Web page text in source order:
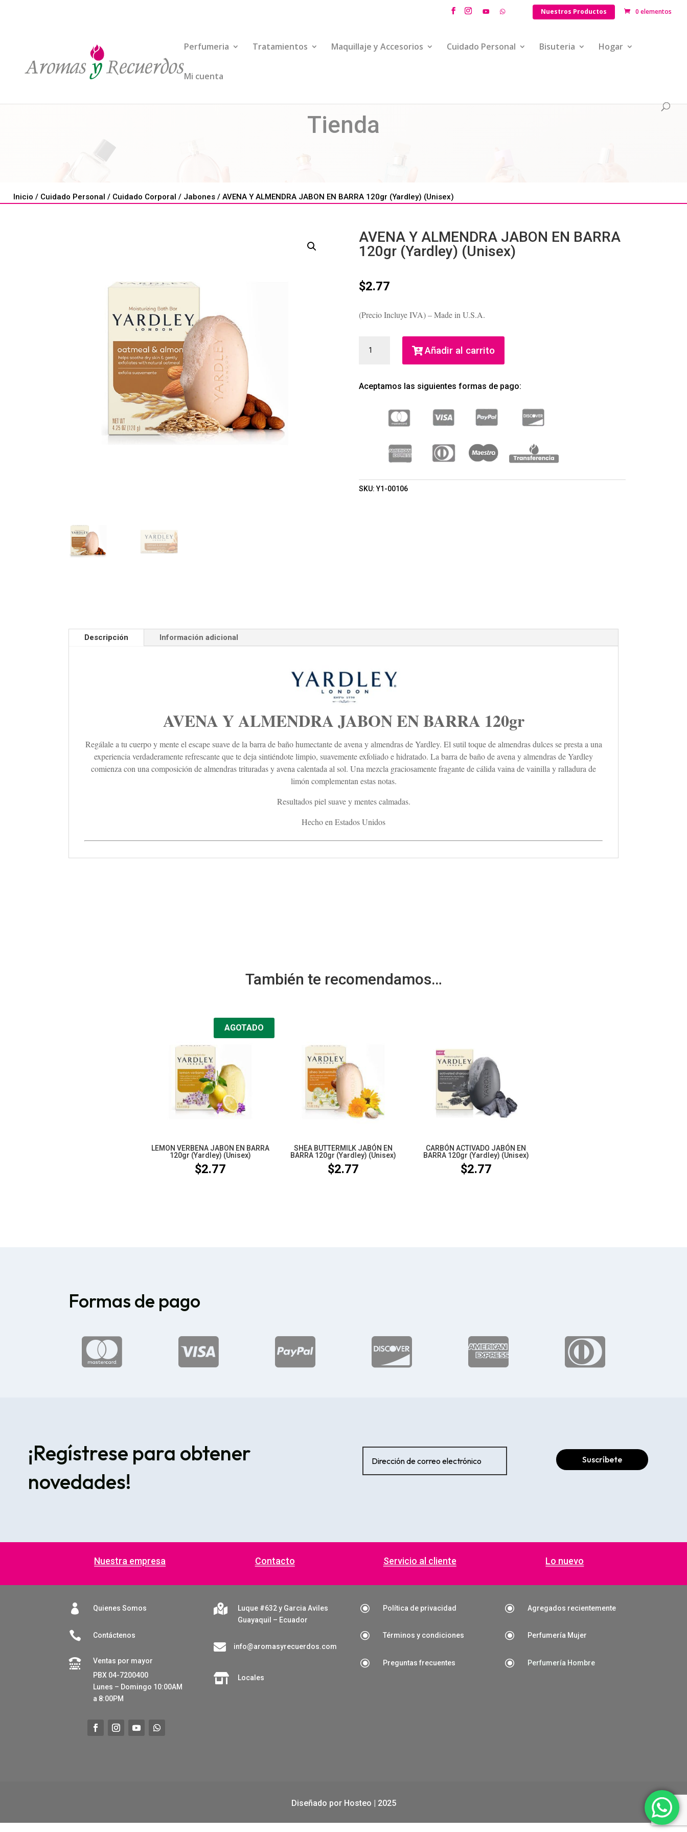
Nuestros Productos 0 elementos
Perfumeria Tratamientos Maquillaje y Accesorios Cuidado Personal Bisuteria Hogar
Mi cuenta
Tienda
Inicio / Cuidado Personal / Cuidado Corporal / Jabones / AVENA Y ALMENDRA JABON EN BARRA 120gr (Yardley) (Unisex)
AVENA Y ALMENDRA JABON EN BARRA
120gr (Yardley) (Unisex)
$2.77
(Precio Incluye IVA) – Made in U.S.A.
EN
(YARDLEY)
CANTIDAD
Añadir al carrito
Aceptamos las siguientes formas de pago:
SKU:Y1-00106
Descripción Información adicional
AVENA Y ALMENDRA JABON EN BARRA 120gr
Regálale a tu cuerpo y mente el escape suave de la barra de baño humectante de avena y almendras de Yardley. El sutil toque de almendras dulces se presta a una
experiencia verdaderamente refrescante que te deja sintiéndote limpio, suavemente exfoliado e hidratado. La barra de baño de avena y almendras de Yardley
comienza con una composición de almendras trituradas y avena calentada al sol. Una mezcla graciosamente fragante de cálida vaina de vainilla y ralladura de
limón complementan estas notas.
Resultados piel suave y mentes calmadas.
Hecho en Estados Unidos
También te recomendamos…
AGOTADO
LEMON VERBENA JABON EN BARRA
120gr (Yardley) (Unisex)
$2.77
SHEA BUTTERMILK JABÓN EN
BARRA 120gr (Yardley) (Unisex)
$2.77
CARBÓN ACTIVADO JABÓN EN
BARRA 120gr (Yardley) (Unisex)
$2.77
Formas de pago
     
¡Regístrese para obtener
novedades!
Suscríbete
Nuestra empresa Contacto Servicio al cliente Lo nuevo
 Quienes Somos
 Contáctenos

Ventas por mayor
PBX 04-7200400
Lunes – Domingo 10:00AM
a 8:00PM

Luque #632 y Garcia Aviles
Guayaquil – Ecuador
 info@aromasyrecuerdos.com
 Locales
\ Política de privacidad
\ Términos y condiciones
\ Preguntas frecuentes
\ Agregados recientemente
\ Perfumería Mujer
\ Perfumería Hombre
Diseñado por Hosteo | 2025